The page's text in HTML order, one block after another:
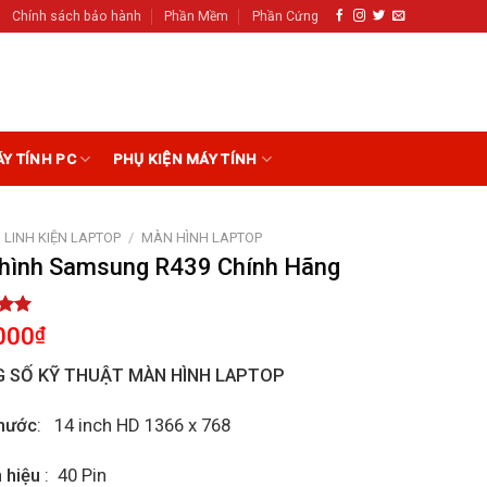
Chính sách bảo hành Phần Mềm Phần Cứng
TÍNH PC PHỤ KIỆN MÁY TÍNH
LINH KIỆN LAPTOP / MÀN HÌNH LAPTOP
Samsung R439 Chính Hãng
₫
SỐ KỸ THUẬT MÀN HÌNH LAPTOP
: 14 inch HD 1366 x 768
hiệu : 40 Pin